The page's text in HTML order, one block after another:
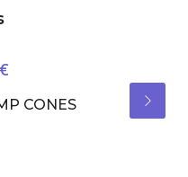
CONES